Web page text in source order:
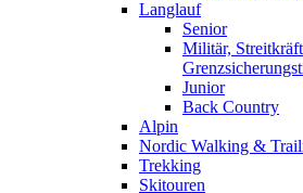
Langlauf
Senior
Militär,
Junior
Back Country
Alpin
Nordic Walking &
Trekking
Skitouren